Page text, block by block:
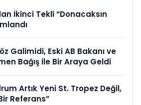
İkinci Tekli “Donacaksın
Galimidi, Eski AB Bakanı ve
Bağış ile Bir Araya Geldi
Artık Yeni St. Tropez Değil,
Referans”